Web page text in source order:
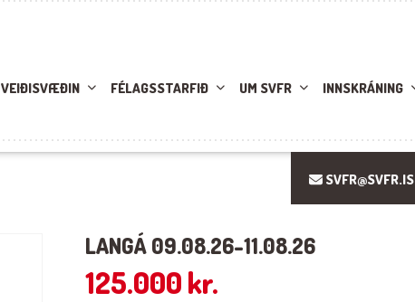
VEIÐISVÆÐIN FÉLAGSSTARFIÐ UM SVFR INNSKRÁNING
SVFR@SVFR.IS
LANGÁ 09.08.26-11.08.26
125.000kr.